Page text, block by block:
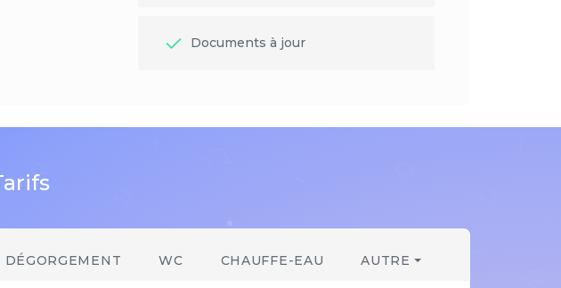
Documents à jour
DÉGORGEMENT WC CHAUFFE-EAU AUTRE